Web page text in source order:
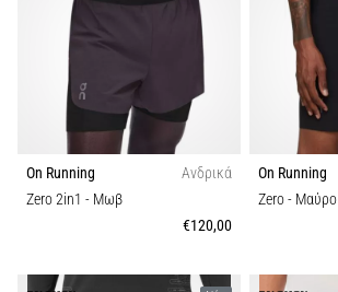
Shuttle
Τι
είναι
εκτελούνται;
Λειτουργία
Βιωσιμότητα
On Running
Ανδρικά
Zero 2in1 - Μωβ
€120,00
On Running
Zero- Μαύρο